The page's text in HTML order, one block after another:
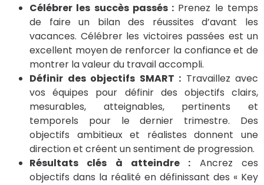
Célébrer les succès passés : Prenez le temps
de faire un bilan des réussites d’avant les
vacances. Célébrer les victoires passées est un
excellent moyen de renforcer la confiance et de
montrer la valeur du travail accompli.
Définir des objectifs SMART : Travaillez avec
vos équipes pour définir des objectifs clairs,
mesurables, atteignables, pertinents et
temporels pour le dernier trimestre. Des
objectifs ambitieux et réalistes donnent une
direction et créent un sentiment de progression.
Résultats clés à atteindre : Ancrez ces
objectifs dans la réalité en définissant des « Key